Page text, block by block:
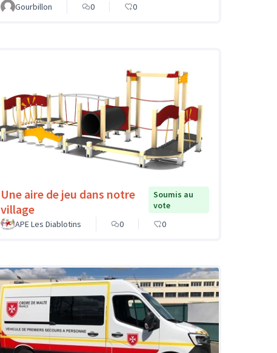
Gourbillon
0 0
Une aire de jeu dans notre
village
Soumis au
vote
APE Les Diablotins
0 0